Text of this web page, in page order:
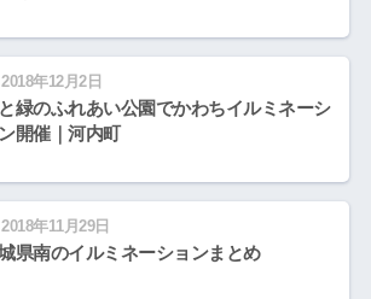
2018年12月2日
緑のふれあい公園でかわちイルミネーシ
開催｜河内町
2018年11月29日
県南のイルミネーションまとめ